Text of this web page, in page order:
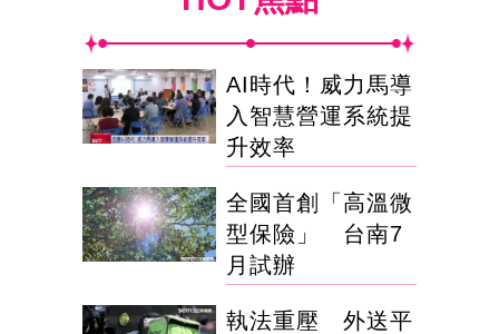
AI時代！威力馬導
入智慧營運系統提
升效率
全國首創「高溫微
型保險」 台南7
月試辦
執法重壓 外送平